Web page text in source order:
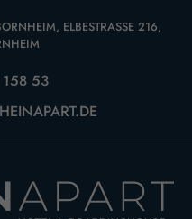
ELBESTRASSE 216, 5
53